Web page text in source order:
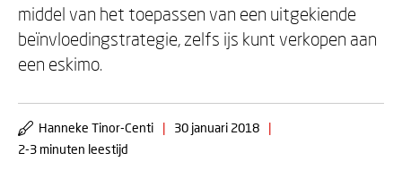
middel van het toepassen van een uitgekiende
beïnvloedingstrategie, zelfs ijs kunt verkopen aan
een eskimo.
Hanneke Tinor-Centi | 30 januari 2018
|
2-3 minuten leestijd